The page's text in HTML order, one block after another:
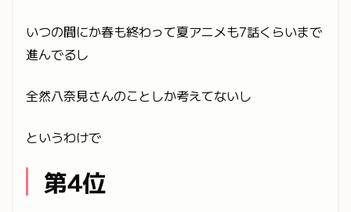
いつの間にか春も終わって夏アニメも7話くらいまで
進んでるし
全然八奈見さんのことしか考えてないし
というわけで
第4位